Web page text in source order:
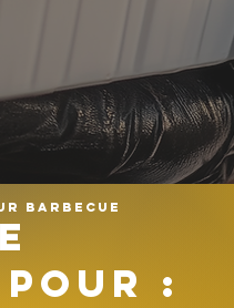
barbecue
: